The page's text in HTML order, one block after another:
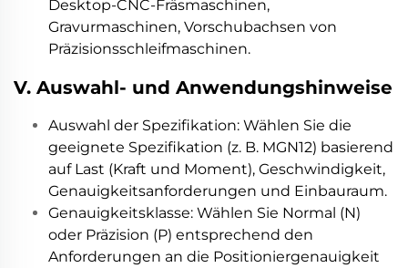
Desktop-CNC-Fräsmaschinen,
Gravurmaschinen, Vorschubachsen von
Präzisionsschleifmaschinen.
V. Auswahl- und Anwendungshinweise
Auswahl der Spezifikation: Wählen Sie die
geeignete Spezifikation (z. B. MGN12) basierend
auf Last (Kraft und Moment), Geschwindigkeit,
Genauigkeitsanforderungen und Einbauraum.
Genauigkeitsklasse: Wählen Sie Normal (N)
oder Präzision (P) entsprechend den
Anforderungen an die Positioniergenauigkeit